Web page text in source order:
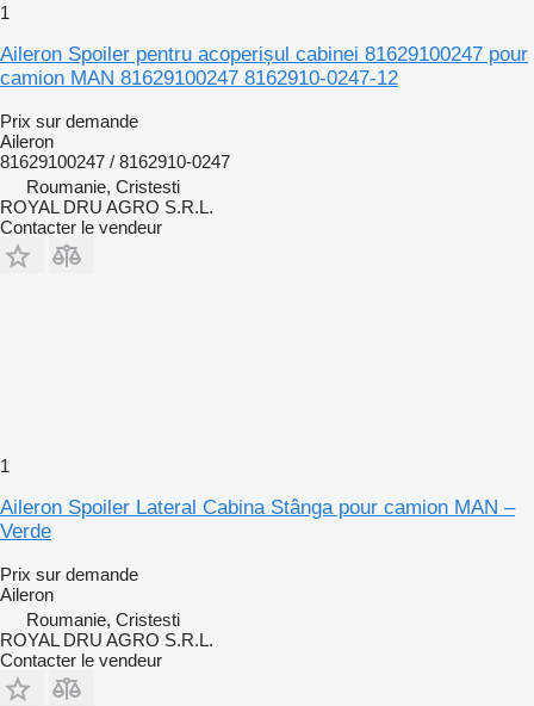
1
Aileron Spoiler pentru acoperișul cabinei 81629100247 pour
camion MAN 81629100247 8162910-0247-12
Prix sur demande
Aileron
81629100247 / 8162910-0247
Roumanie, Cristesti
ROYAL DRU AGRO S.R.L.
Contacter le vendeur
1
Aileron Spoiler Lateral Cabina Stânga pour camion MAN –
Verde
Prix sur demande
Aileron
Roumanie, Cristesti
ROYAL DRU AGRO S.R.L.
Contacter le vendeur